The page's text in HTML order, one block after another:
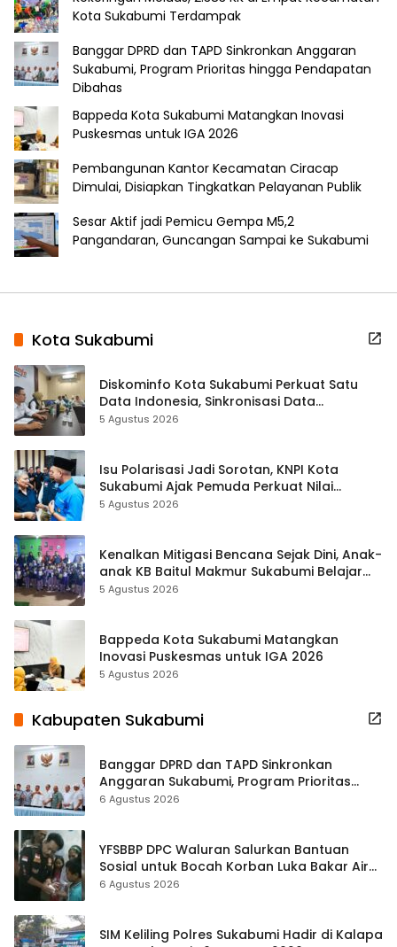
Kota Sukabumi Terdampak
Banggar DPRD dan TAPD Sinkronkan Anggaran
Sukabumi, Program Prioritas hingga Pendapatan
Dibahas
Bappeda Kota Sukabumi Matangkan Inovasi
Puskesmas untuk IGA 2026
Pembangunan Kantor Kecamatan Ciracap
Dimulai, Disiapkan Tingkatkan Pelayanan Publik
Sesar Aktif jadi Pemicu Gempa M5,2
Pangandaran, Guncangan Sampai ke Sukabumi
Kota Sukabumi
Diskominfo Kota Sukabumi Perkuat Satu
Data Indonesia, Sinkronisasi Data
Kewilayahan Dikebut
5 Agustus 2026
Isu Polarisasi Jadi Sorotan, KNPI Kota
Sukabumi Ajak Pemuda Perkuat Nilai
Kebangsaan
5 Agustus 2026
Kenalkan Mitigasi Bencana Sejak Dini, Anak-
anak KB Baitul Makmur Sukabumi Belajar
Lewat Boneka Tangan
5 Agustus 2026
Bappeda Kota Sukabumi Matangkan
Inovasi Puskesmas untuk IGA 2026
5 Agustus 2026
Kabupaten Sukabumi
Banggar DPRD dan TAPD Sinkronkan
Anggaran Sukabumi, Program Prioritas
hingga Pendapatan Dibahas
6 Agustus 2026
YFSBBP DPC Waluran Salurkan Bantuan
Sosial untuk Bocah Korban Luka Bakar Air
Panas
6 Agustus 2026
SIM Keliling Polres Sukabumi Hadir di Kalapa